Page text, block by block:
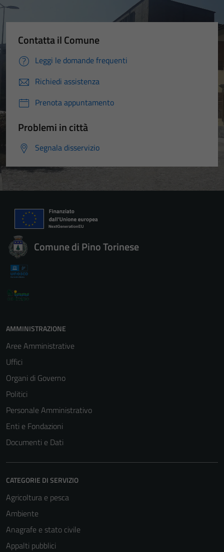
Contatta il Comune
Leggi le domande frequenti
Richiedi assistenza
Prenota appuntamento
Problemi in città
Segnala disservizio
Comune di Pino Torinese
AMMINISTRAZIONE
Aree Amministrative
Uffici
Organi di Governo
Politici
Personale Amministrativo
Enti e Fondazioni
Documenti e Dati
CATEGORIE DI SERVIZIO
Agricoltura e pesca
Ambiente
Anagrafe e stato civile
Appalti pubblici